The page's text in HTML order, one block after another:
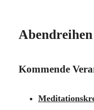
Abendreihen
Kommende